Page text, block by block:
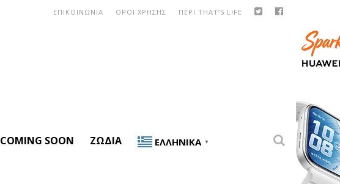
ΠΕΡΙ THAT’S LIFE
ΟΡΟΙ ΧΡΗΣΗΣ
ΕΠΙΚΟΙΝΩΝΙΑ
COMING SOON ΖΏΔΙΑ ΕΛΛΗΝΙΚΆ ▼